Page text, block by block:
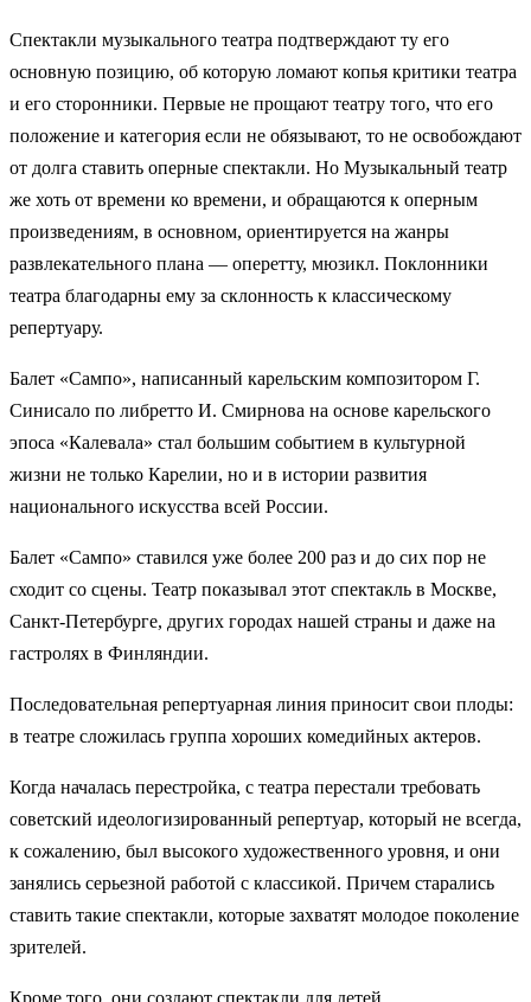
Спектакли музыкального театра подтверждают ту его
основную позицию, об которую ломают копья критики театра
и его сторонники. Первые не прощают театру того, что его
положение и категория если не обязывают, то не освобождают
от долга ставить оперные спектакли. Но Музыкальный театр
же хоть от времени ко времени, и обращаются к оперным
произведениям, в основном, ориентируется на жанры
развлекательного плана — оперетту, мюзикл. Поклонники
театра благодарны ему за склонность к классическому
репертуару.
Балет «Сампо», написанный карельским композитором Г.
Синисало по либретто И. Смирнова на основе карельского
эпоса «Калевала» стал большим событием в культурной
жизни не только Карелии, но и в истории развития
национального искусства всей России.
Балет «Сампо» ставился уже более 200 раз и до сих пор не
сходит со сцены. Театр показывал этот спектакль в Москве,
Санкт-Петербурге, других городах нашей страны и даже на
гастролях в Финляндии.
Последовательная репертуарная линия приносит свои плоды:
в театре сложилась группа хороших комедийных актеров.
Когда началась перестройка, с театра перестали требовать
советский идеологизированный репертуар, который не всегда,
к сожалению, был высокого художественного уровня, и они
занялись серьезной работой с классикой. Причем старались
ставить такие спектакли, которые захватят молодое поколение
зрителей.
Кроме того, они создают спектакли для детей.